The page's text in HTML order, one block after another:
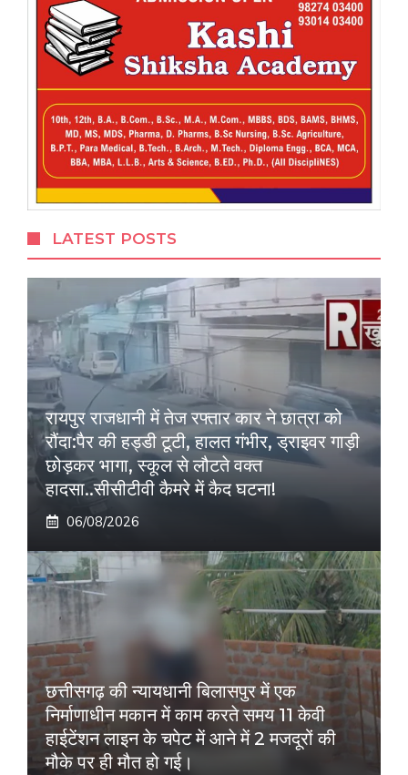
LATEST POSTS
रायपुर राजधानी में तेज रफ्तार कार ने छात्रा को
रौंदा:पैर की हड्डी टूटी, हालत गंभीर, ड्राइवर गाड़ी
छोड़कर भागा, स्कूल से लौटते वक्त
हादसा..सीसीटीवी कैमरे में कैद घटना!
06/08/2026
छत्तीसगढ़ की न्यायधानी बिलासपुर में एक
निर्माणाधीन मकान में काम करते समय 11 केवी
हाईटेंशन लाइन के चपेट में आने में 2 मजदूरों की
मौके पर ही मौत हो गई।